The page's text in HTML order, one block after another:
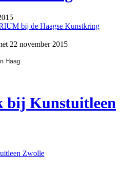
22 november 2015
Haag
bij Kunstuitleen